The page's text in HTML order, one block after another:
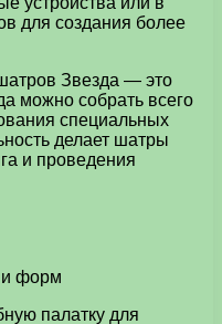
для создания более
Звезда — это
можно собрать всего
специальных
делает шатры
и проведения
форм
палатку для